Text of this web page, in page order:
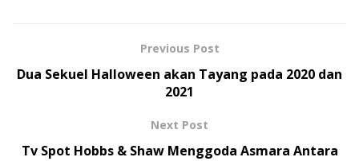
Previous Post
Dua Sekuel Halloween akan Tayang pada 2020 dan
2021
Next Post
Tv Spot Hobbs & Shaw Menggoda Asmara Antara